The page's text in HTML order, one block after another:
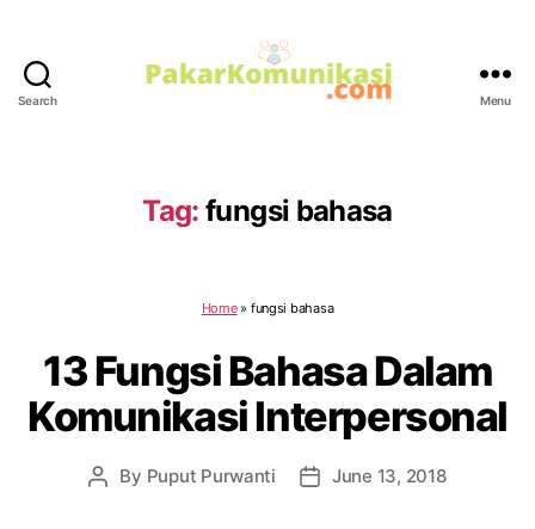
Search Menu
Tag: fungsi bahasa
Home» fungsi bahasa
13 Fungsi Bahasa Dalam
Komunikasi Interpersonal
Post
By Puput Purwanti
PostJune 13, 2018